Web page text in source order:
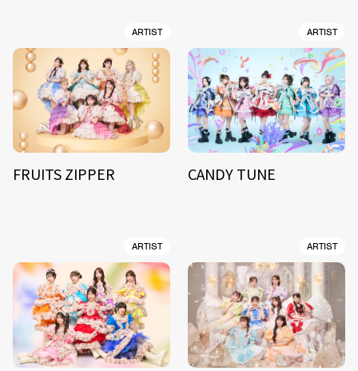
ARTIST
FRUITS ZIPPER
ARTIST
CANDY TUNE
ARTIST ARTIST